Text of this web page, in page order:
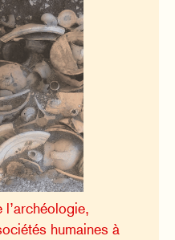
humaines à